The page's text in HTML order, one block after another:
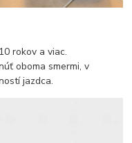
rokov a viac.
oboma smermi, v
jazdca.